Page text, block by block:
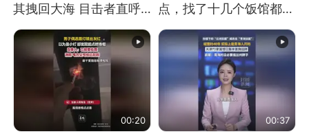
其拽回大海 目击者直呼
消息）
点，找了十几个饭馆都没
00:20 00:37